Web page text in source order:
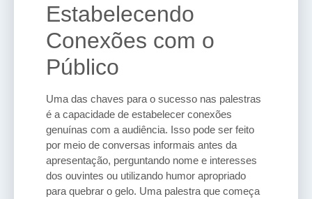
Estabelecendo
Conexões com o
Público
Uma das chaves para o sucesso nas palestras
é a capacidade de estabelecer conexões
genuínas com a audiência. Isso pode ser feito
por meio de conversas informais antes da
apresentação, perguntando nome e interesses
dos ouvintes ou utilizando humor apropriado
para quebrar o gelo. Uma palestra que começa